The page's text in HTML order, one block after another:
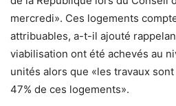
mercredi». Ces logements
attribuables, a-t-il ajouté
viabilisation ont été achevés au
unités alors que «les travaux
47% de ces logements».